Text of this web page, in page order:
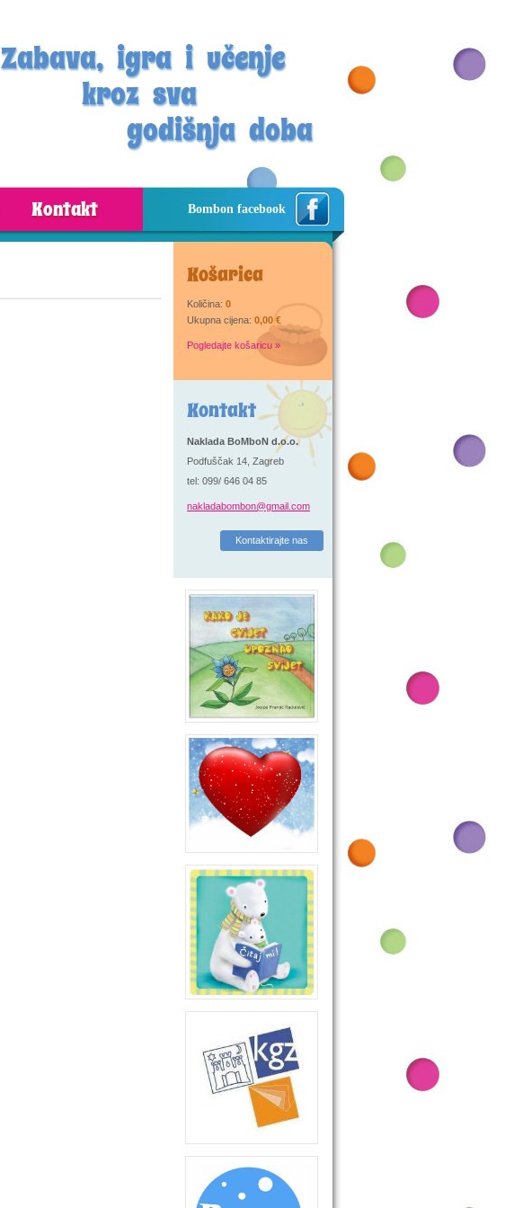
Zabava, igra i učenje
kroz sva
godišnja doba
Bombon facebook
Kontakt
Košarica
Količina: 0
Ukupna cijena: 0,00 €
Pogledajte košaricu »
Kontakt
Naklada BoMboN d.o.o.
Podfuščak 14, Zagreb
tel: 099/ 646 04 85
nakladabombon@gmail.com
Kontaktirajte nas